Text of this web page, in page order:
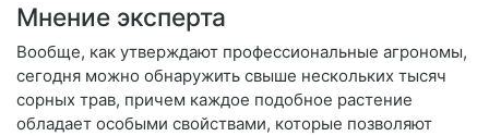
Мнение эксперта
Вообще, как утверждают профессиональные агрономы,
сегодня можно обнаружить свыше нескольких тысяч
сорных трав, причем каждое подобное растение
обладает особыми свойствами, которые позволяют